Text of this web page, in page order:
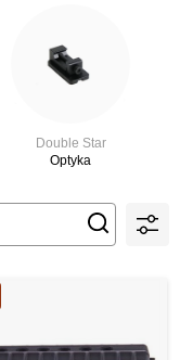
Double Star
Optyka